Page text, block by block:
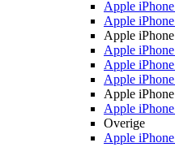
Apple
Apple
Apple
Apple
Apple
Apple
Apple
Apple
Overige
Apple